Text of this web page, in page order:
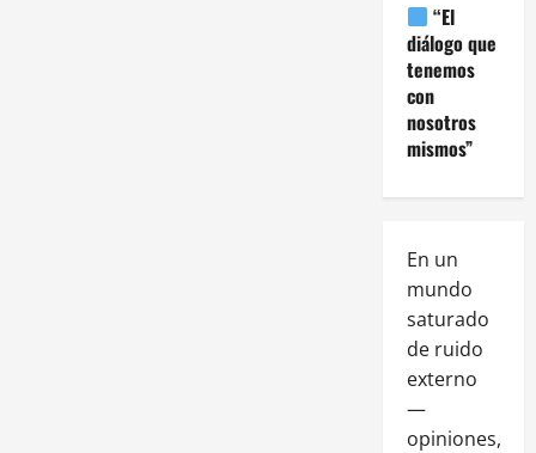
“El
diálogo que
tenemos
con
nosotros
mismos”
En un
mundo
saturado
de ruido
externo
—
opiniones,